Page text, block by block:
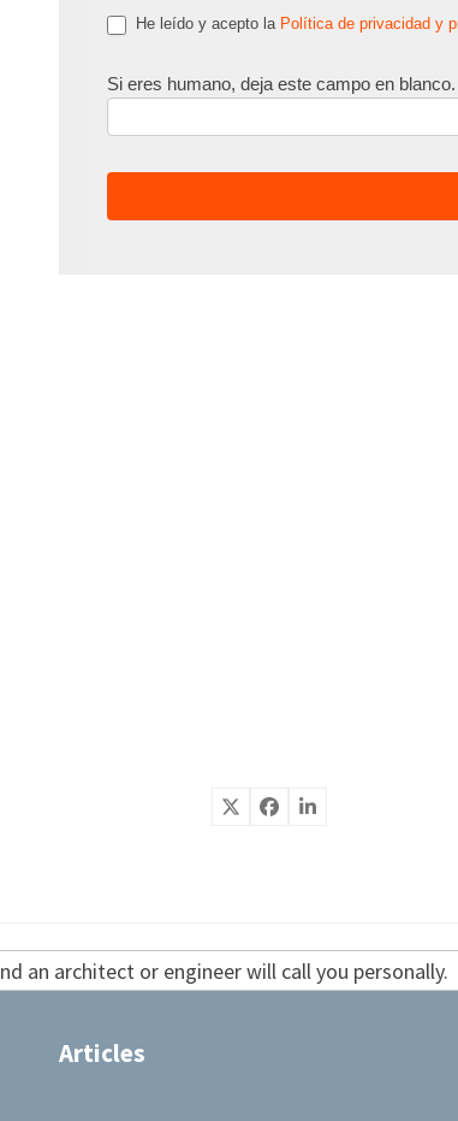
He leído y acepto la Política de privacidad y
Si eres humano, deja este campo en blanco.
an architect or engineer will call you personally.
Articles